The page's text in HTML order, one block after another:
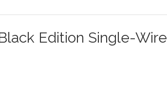
Edition Single-Wire